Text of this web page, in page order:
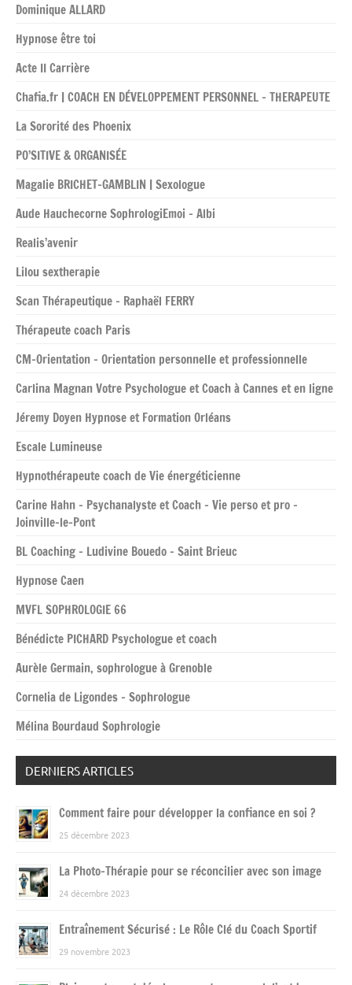
Dominique ALLARD
Hypnose être toi
Acte II Carrière
Chafia.fr | COACH EN DÉVELOPPEMENT PERSONNEL – THERAPEUTE
La Sororité des Phoenix
PO’SITIVE & ORGANISÉE
Magalie BRICHET-GAMBLIN | Sexologue
Aude Hauchecorne SophrologiEmoi – Albi
Realis’avenir
Lilou sextherapie
Scan Thérapeutique – Raphaël FERRY
Thérapeute coach Paris
CM-Orientation – Orientation personnelle et professionnelle
Carlina Magnan Votre Psychologue et Coach à Cannes et en ligne
Jéremy Doyen Hypnose et Formation Orléans
Escale Lumineuse
Hypnothérapeute coach de Vie énergéticienne
Carine Hahn – Psychanalyste et Coach – Vie perso et pro –
Joinville-le-Pont
BL Coaching – Ludivine Bouedo – Saint Brieuc
Hypnose Caen
MVFL SOPHROLOGIE 66
Bénédicte PICHARD Psychologue et coach
Aurèle Germain, sophrologue à Grenoble
Cornelia de Ligondes – Sophrologue
Mélina Bourdaud Sophrologie
DERNIERS ARTICLES
Comment faire pour développer la confiance en soi ?
25 décembre 2023
La Photo-Thérapie pour se réconcilier avec son image
24 décembre 2023
Entraînement Sécurisé : Le Rôle Clé du Coach Sportif
29 novembre 2023